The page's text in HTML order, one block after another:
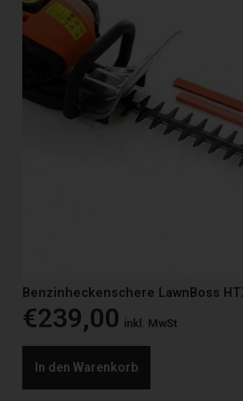
Benzinheckenschere LawnBoss
€239,00 inkl. MwSt
In den Warenkorb